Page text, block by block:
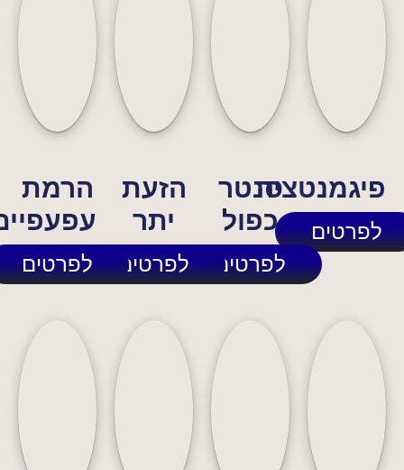
פיגמנטציה
לפרטים
סנטר
כפול
לפרטים
הזעת
יתר
לפרטים
הרמת
לפרטים